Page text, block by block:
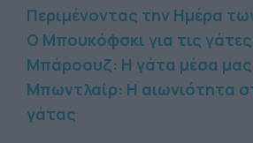
Περιμένοντας την Ημέρα
Ο Μπουκόφσκι για τις γάτες
Μπάροουζ: Η γάτα μέσα μας
Μπωντλαίρ: Η αιωνιότητα
γάτας